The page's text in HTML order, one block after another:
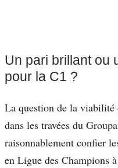
Un pari brillant ou
pour la C1 ?
La question de la viabilité
dans les travées du
raisonnablement confier
en Ligue des Champions